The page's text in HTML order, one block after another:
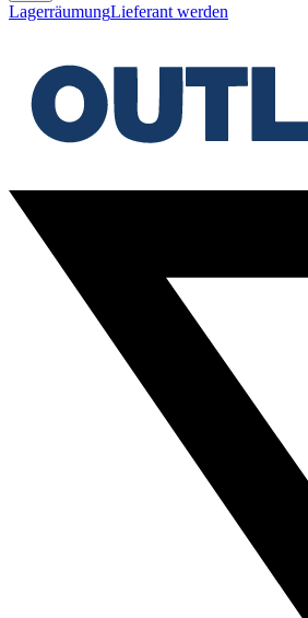
LagerräumungLieferant werden